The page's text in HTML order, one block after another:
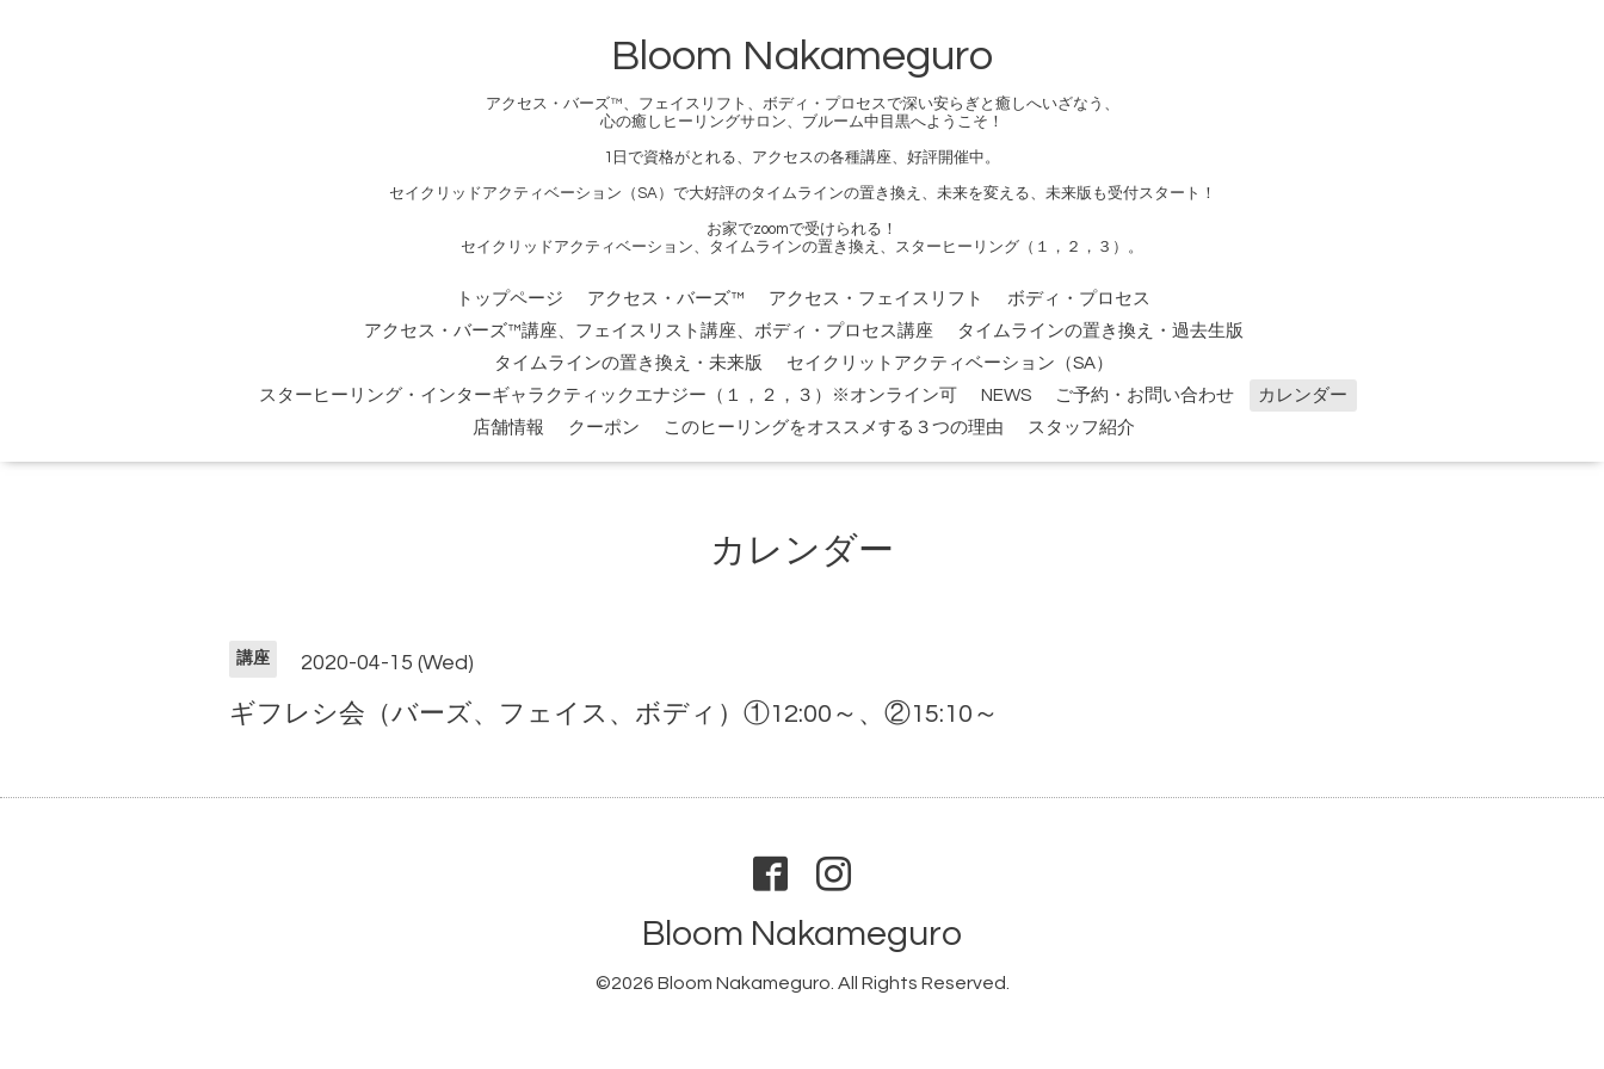
Bloom Nakameguro
アクセス・バーズ™、フェイスリフト、ボディ・プロセスで深い安らぎと癒しへいざなう、
心の癒しヒーリングサロン、ブルーム中目黒へようこそ！
1日で資格がとれる、アクセスの各種講座、好評開催中。
セイクリッドアクティベーション（SA）で大好評のタイムラインの置き換え、未来を変える、未来版も受付スタート！
お家でzoomで受けられる！
セイクリッドアクティベーション、タイムラインの置き換え、スターヒーリング（１，２，３）。
トップページ アクセス・バーズ™ アクセス・フェイスリフト
ボディ・プロセス
アクセス・バーズ™講座、フェイスリスト講座、ボディ・プロセス講座
タイムラインの置き換え・過去生版
タイムラインの置き換え・未来版
セイクリットアクティベーション（SA）
スターヒーリング・インターギャラクティックエナジー（１，２，３）※オンライン可
NEWS ご予約・お問い合わせ
カレンダー
店舗情報
クーポン このヒーリングをオススメする３つの理由 スタッフ紹介
カレンダー
講座 2020-04-15 (Wed)
ギフレシ会（バーズ、フェイス、ボディ）①12:00～、②15:10～
Bloom Nakameguro
©2026 Bloom Nakameguro . All Rights Reserved.